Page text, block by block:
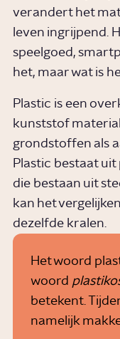
verandert het
leven ingrijpend.
speelgoed,
het, maar wat is
Plastic is een
kunststof
grondstoffen als
Plastic bestaat
die bestaan uit
kan het
dezelfde kralen.
Het woord
woord
betekent.
namelijk